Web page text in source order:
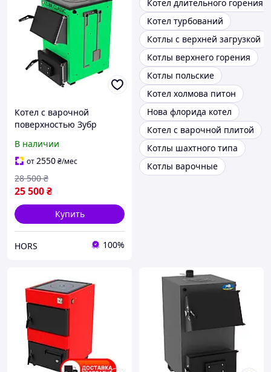
Котел с варочной
поверхностью Зубр
В наличии
от2550₴/мес
25 500₴
28 500 ₴
Купить
HORS 100%
Котел длительного горения
Котел турбований
Котлы с верхней загрузкой
Котлы верхнего горения
Котлы польские
Котел холмова питон
Нова флорида котел
Котел с варочной плитой
Котлы шахтного типа
Котлы варочные